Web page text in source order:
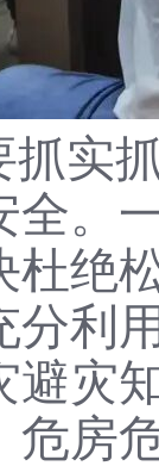
抓实
全。
杜绝
分利
避灾
危房